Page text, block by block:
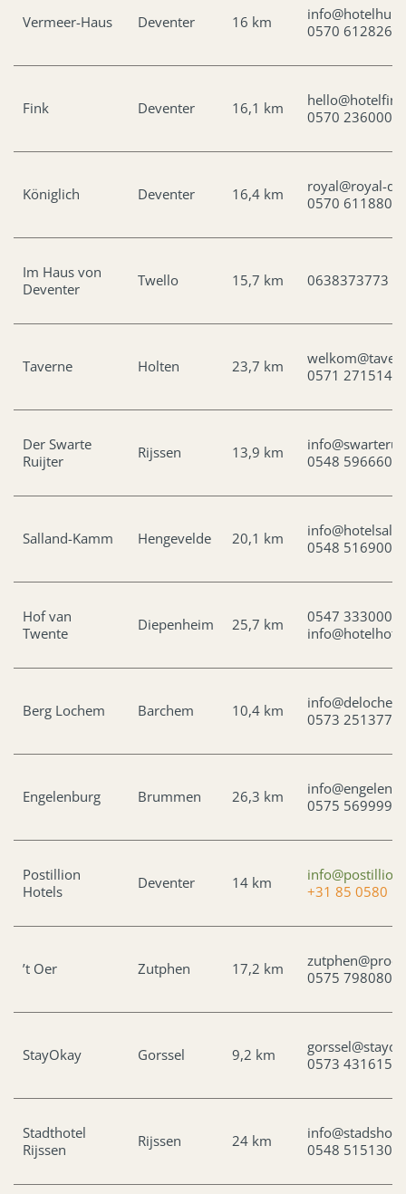
Vermeer-Haus Deventer 16 km
0570 612826
Fink Deventer 16,1 km
0570 236000
Königlich Deventer 16,4 km
royal@royal-
0570 611880
Im Haus von
Deventer
Twello 15,7 km 0638373773
Taverne Holten 23,7 km
0571 271514
Der Swarte
Ruijter
Rijssen 13,9 km
0548 596660
Salland-Kamm Hengevelde 20,1 km
0548 516900
Hof van
Twente
Diepenheim 25,7 km
0547 333000
Berg Lochem Barchem 10,4 km
0573 251377
Engelenburg Brummen 26,3 km
0575 569999
Postillion
Hotels
Deventer 14 km
+31 85 0580
’t Oer Zutphen 17,2 km
0575 798080
StayOkay Gorssel 9,2 km
0573 431615
Stadthotel
Rijssen
Rijssen 24 km
0548 515130